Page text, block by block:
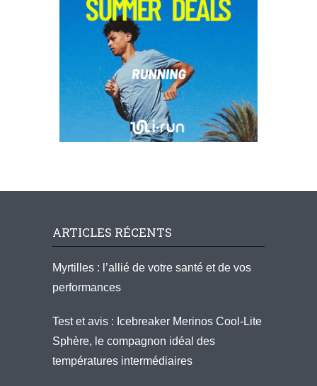
ARTICLES RÉCENTS
Myrtilles : l’allié de votre santé et de vos
performances
Test et avis : Icebreaker Merinos Cool-Lite
Sphère, le compagnon idéal des
températures intermédiaires